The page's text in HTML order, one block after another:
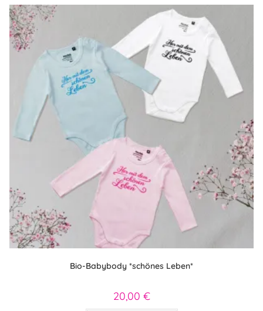
auf.
Die
Optionen
können
auf
der
Produktseite
gewählt
Bio-Babybody *schönes Leben*
20,00 €